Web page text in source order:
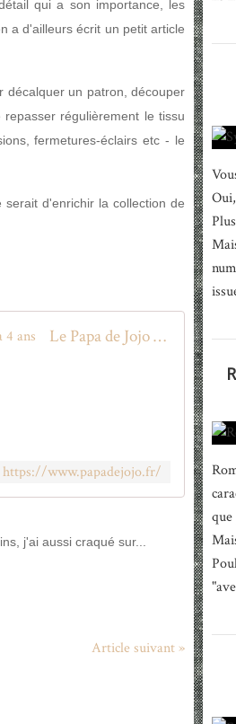
qui a son importance, les
a d'ailleurs écrit un petit article
décalquer un patron, découper
régulièrement le tissu
fermetures-éclairs etc - le
d'enrichir la collection de
Le Papa de Jojo - Vêtements pour bébé et enfant de 6 mois à 4 ans
https://www.papadejojo.fr/
j'ai aussi craqué sur...
Article suivant »